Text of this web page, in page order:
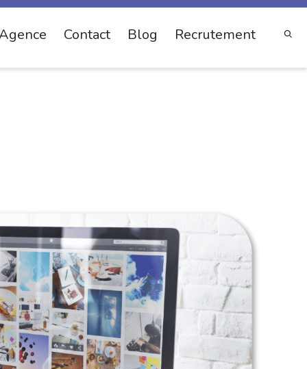
Contact Blog Recrutement